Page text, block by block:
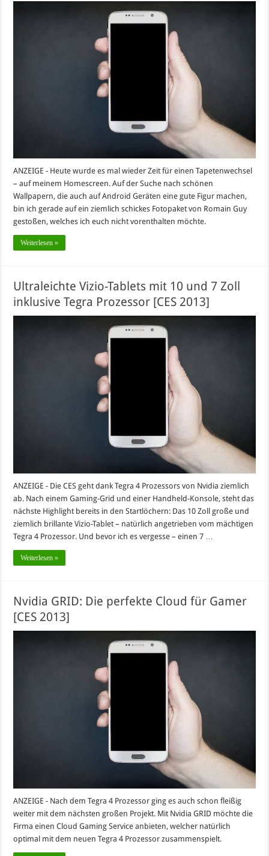
ANZEIGE - Heute wurde es mal wieder Zeit für einen Tapetenwechsel
– auf meinem Homescreen. Auf der Suche nach schönen
Wallpapern, die auch auf Android Geräten eine gute Figur machen,
bin ich gerade auf ein ziemlich schickes Fotopaket von Romain Guy
gestoßen, welches ich euch nicht vorenthalten möchte.
Weiterlesen »
Ultraleichte Vizio-Tablets mit 10 und 7 Zoll
inklusive Tegra Prozessor [CES 2013]
ANZEIGE - Die CES geht dank Tegra 4 Prozessors von Nvidia ziemlich
ab. Nach einem Gaming-Grid und einer Handheld-Konsole, steht das
nächste Highlight bereits in den Startlöchern: Das 10 Zoll große und
ziemlich brillante Vizio-Tablet – natürlich angetrieben vom mächtigen
Tegra 4 Prozessor. Und bevor ich es vergesse – einen 7 …
Weiterlesen »
Nvidia GRID: Die perfekte Cloud für Gamer
[CES 2013]
ANZEIGE - Nach dem Tegra 4 Prozessor ging es auch schon fleißig
weiter mit dem nächsten großen Projekt. Mit Nvidia GRID möchte die
Firma einen Cloud Gaming Service anbieten, welcher natürlich
optimal mit dem neuen Tegra 4 Prozessor zusammenspielt.